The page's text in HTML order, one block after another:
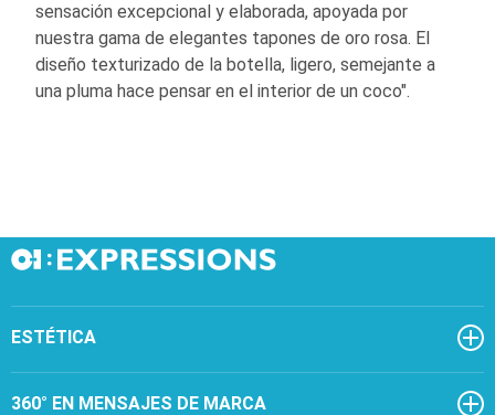
sensación excepcional y elaborada, apoyada por
nuestra gama de elegantes tapones de oro rosa. El
diseño texturizado de la botella, ligero, semejante a
una pluma hace pensar en el interior de un coco".
ESTÉTICA
360° EN MENSAJES DE MARCA